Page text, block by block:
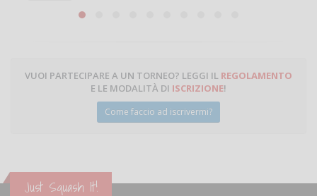
Michele Miglionico
VUOI PARTECIPARE A UN TORNEO? LEGGI IL REGOLAMENTO
E LE MODALITÀ DI ISCRIZIONE!
Come faccio ad iscrivermi?
Just Squash It!